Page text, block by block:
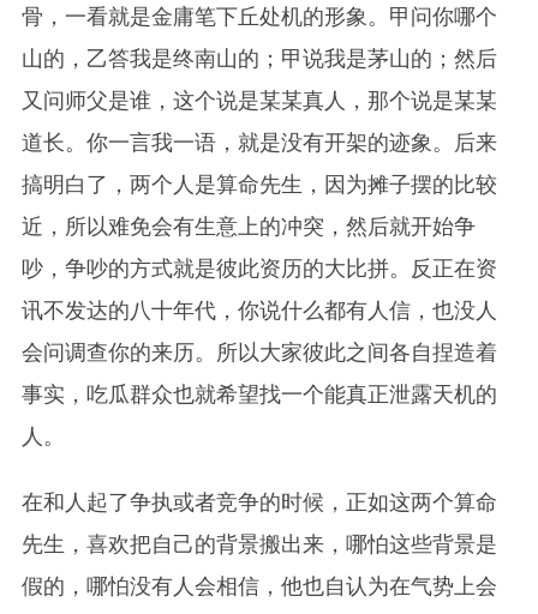
骨，一看就是金庸笔下丘处机的形象。甲问你哪个
山的，乙答我是终南山的；甲说我是茅山的；然后
又问师父是谁，这个说是某某真人，那个说是某某
道长。你一言我一语，就是没有开架的迹象。后来
搞明白了，两个人是算命先生，因为摊子摆的比较
近，所以难免会有生意上的冲突，然后就开始争
吵，争吵的方式就是彼此资历的大比拼。反正在资
讯不发达的八十年代，你说什么都有人信，也没人
会问调查你的来历。所以大家彼此之间各自捏造着
事实，吃瓜群众也就希望找一个能真正泄露天机的
人。
在和人起了争执或者竞争的时候，正如这两个算命
先生，喜欢把自己的背景搬出来，哪怕这些背景是
假的，哪怕没有人会相信，他也自认为在气势上会